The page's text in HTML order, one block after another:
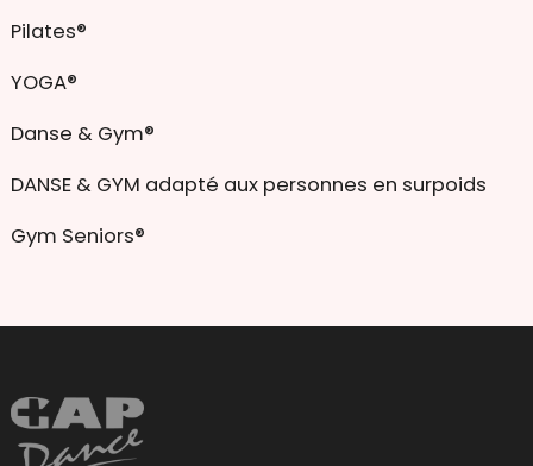
Pilates®
YOGA®
Danse & Gym®
DANSE & GYM adapté aux personnes en surpoids
Gym Seniors®